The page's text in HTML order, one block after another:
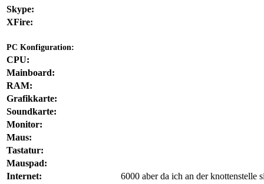
Skype:
XFire:
PC Konfiguration:
CPU:
Mainboard:
RAM:
Grafikkarte:
Soundkarte:
Monitor:
Maus:
Tastatur:
Mauspad:
Internet:
6000 aber da ich an der knottenstelle